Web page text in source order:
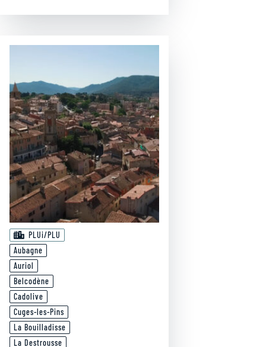
PLUi/PLU
Aubagne
Auriol
Belcodène
Cadolive
Cuges-les-Pins
La Bouilladisse
La Destrousse